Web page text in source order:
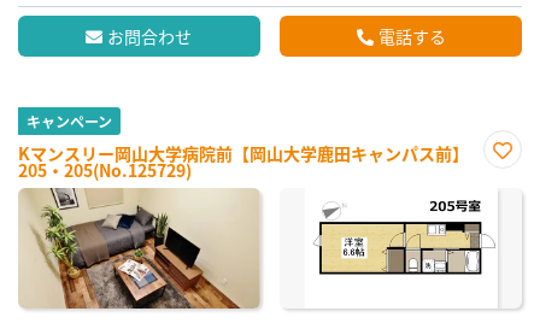
お問合わせ 電話する
キャンペーン
Kマンスリー岡山大学病院前【岡山大学鹿田キャンパス前】
205・205(No.125729)
に入
録